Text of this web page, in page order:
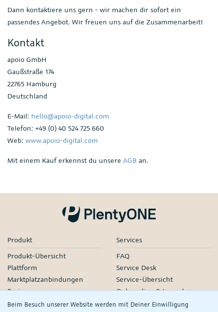
Beim Besuch unserer Website werden mit Deiner Einwilligung
Dann kontaktiere uns gern - wir machen dir sofort ein
passendes Angebot. Wir freuen uns auf die Zusammenarbeit!
Kontakt
apoio GmbH
Gaußstraße 174
22765 Hamburg
Deutschland
E-Mail: hello@apoio-digital.com
Telefon: +49 (0) 40 524 725 660
Web: www.apoio-digital.com
Mit einem Kauf erkennst du unsere AGB an.
Produkt
Produkt-Übersicht
Plattform
Marktplatzanbindungen
Preise
Services
FAQ
Service Desk
Service-Übersicht
Onboarding & Launch
Services